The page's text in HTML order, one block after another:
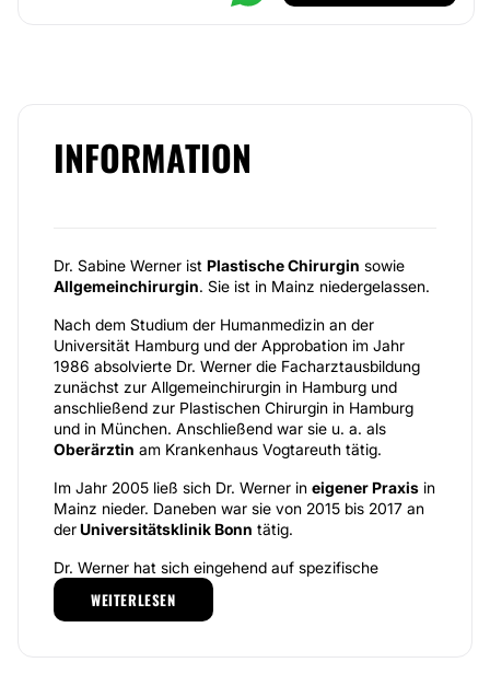
INFORMATION
Dr. Sabine Werner ist Plastische Chirurgin sowie
Allgemeinchirurgin. Sie ist in Mainz niedergelassen.
Nach dem Studium der Humanmedizin an der
Universität Hamburg und der Approbation im Jahr
1986 absolvierte Dr. Werner die Facharztausbildung
zunächst zur Allgemeinchirurgin in Hamburg und
anschließend zur Plastischen Chirurgin in Hamburg
und in München. Anschließend war sie u. a. als
Oberärztin am Krankenhaus Vogtareuth tätig.
Im Jahr 2005 ließ sich Dr. Werner in eigener Praxis in
Mainz nieder. Daneben war sie von 2015 bis 2017 an
derUniversitätsklinik Bonn tätig.
Dr. Werner hat sich eingehend auf spezifische
Bereiche der Plastischen Chirurgie und der
Handchirurgie spezialisiert.
WEITERLESEN